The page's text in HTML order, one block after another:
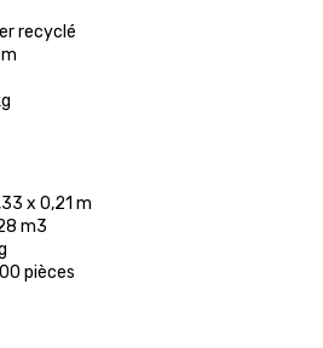
recyclé
x 0,21 m
m3
pièces